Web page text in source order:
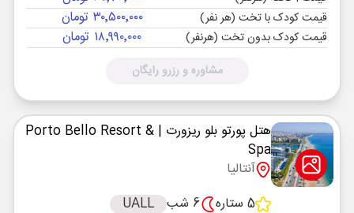
قیمت کودک با تخت (هر نفر) ۳۰٬۵۰۰٬۰۰۰ تومان
قیمت کودک بدون تخت (هرنفر) ۱۸٬۹۹۰٬۰۰۰ تومان
مشاوره و رزرو رایگان
هتل پورتو بلو ریزورت
| Porto Bello Resort &
Spa
آنتالیا
5 ستاره
6 شب UALL